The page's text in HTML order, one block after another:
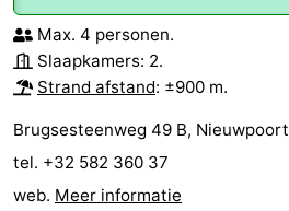
Golfbanen
-
Surfen
Eten
drinken
Jachthaven
Evenementen
Max. 4 personen.
Slaapkamers: 2.
Strand afstand: ±900 m.
Brugsesteenweg 49 B, Nieuwpoort
tel. +32 582 360 37
web. Meer informatie